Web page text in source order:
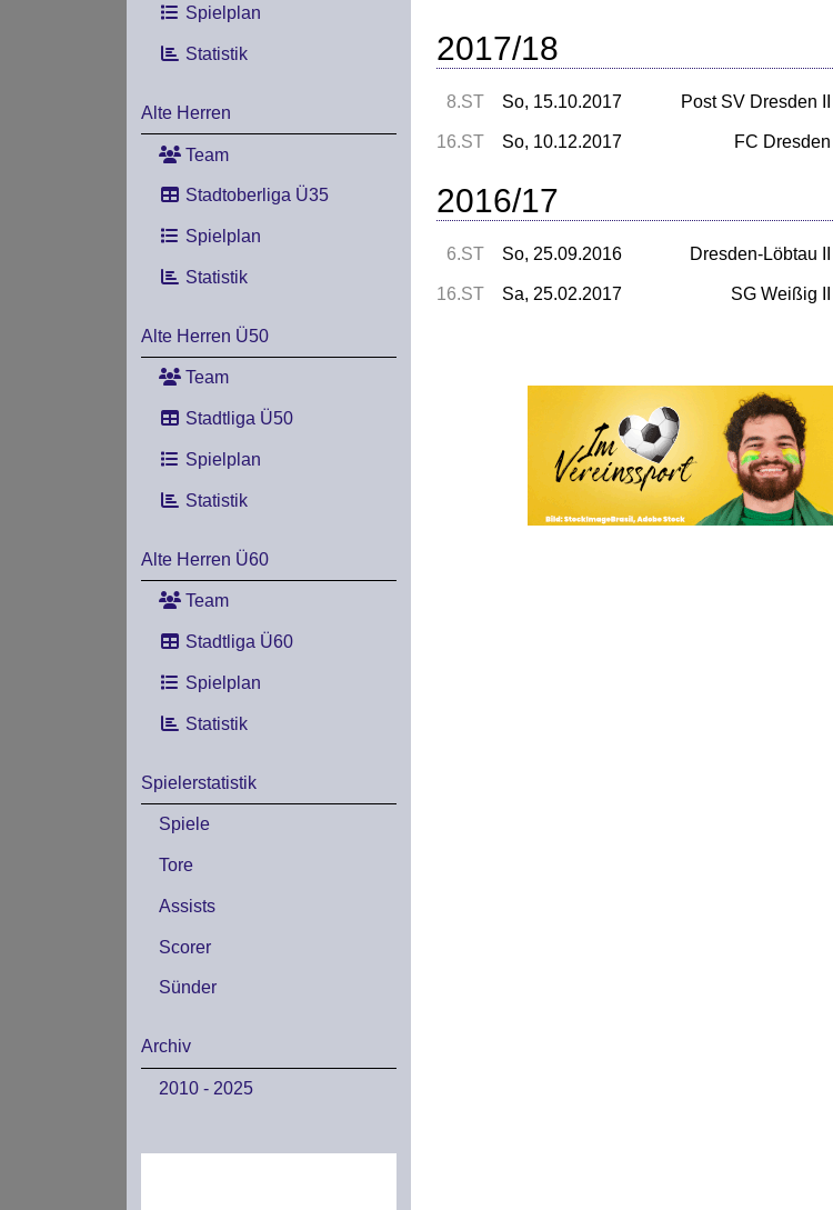
Spielplan
Statistik
Alte Herren
Team
Stadtoberliga Ü35
Spielplan
Statistik
Alte Herren Ü50
Team
Stadtliga Ü50
Spielplan
Statistik
Alte Herren Ü60
Team
Stadtliga Ü60
Spielplan
Statistik
Spielerstatistik
Spiele
Tore
Assists
Scorer
Sünder
Archiv
2010 - 2025
2017/18
8.ST So, 15.10.2017 Post SV Dresden II
16.ST So, 10.12.2017 FC Dresden
2016/17
6.ST So, 25.09.2016 Dresden-Löbtau II
16.ST Sa, 25.02.2017 SG Weißig II